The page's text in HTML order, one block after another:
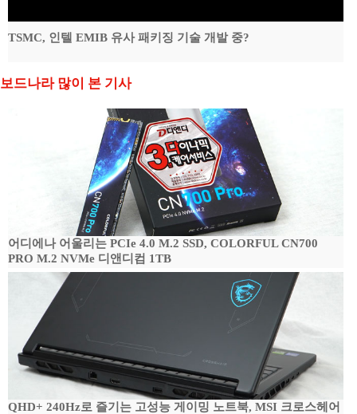
TSMC, 인텔 EMIB 유사 패키징 기술 개발 중?
보드나라 많이 본 기사
어디에나 어울리는 PCIe 4.0 M.2 SSD, COLORFUL CN700
PRO M.2 NVMe 디앤디컴 1TB
QHD+ 240Hz로 즐기는 고성능 게이밍 노트북, MSI 크로스헤어